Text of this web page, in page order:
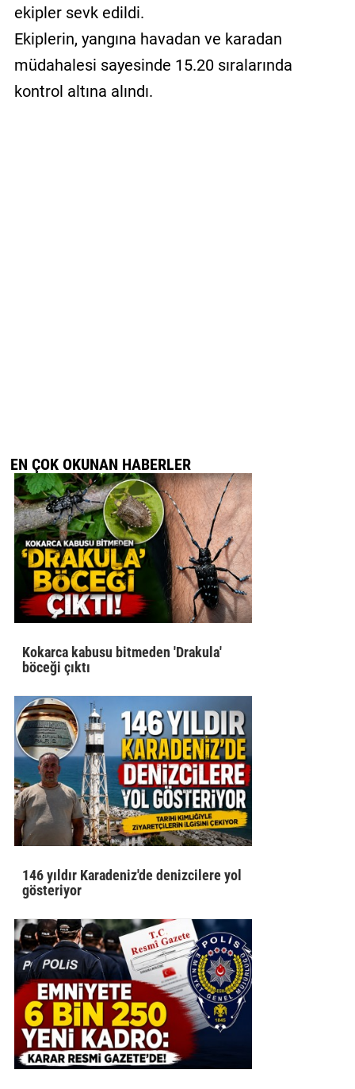
ekipler sevk edildi.
Ekiplerin, yangına havadan ve karadan
müdahalesi sayesinde 15.20 sıralarında
kontrol altına alındı.
EN ÇOK OKUNAN HABERLER
Kokarca kabusu bitmeden 'Drakula'
böceği çıktı
146 yıldır Karadeniz'de denizcilere yol
gösteriyor